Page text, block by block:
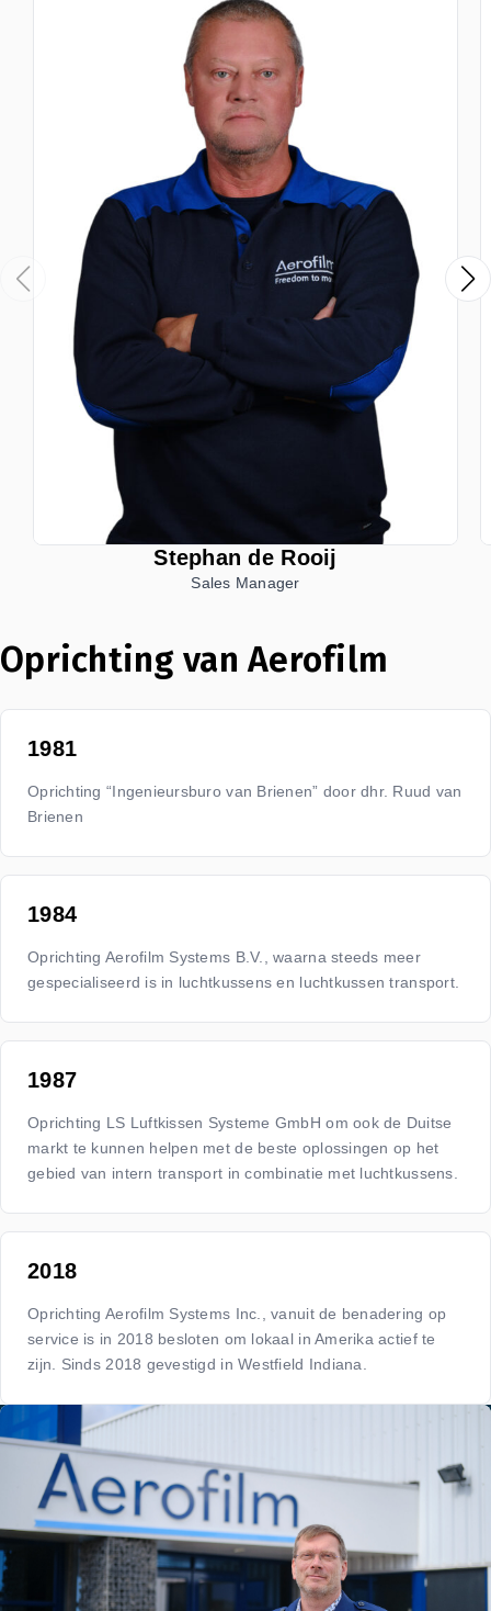
Stephan de Rooij
Sales Manager
Oprichting van Aerofilm
1981
Oprichting “Ingenieursburo van Brienen” door dhr. Ruud van
Brienen
1984
Oprichting Aerofilm Systems B.V., waarna steeds meer
gespecialiseerd is in luchtkussens en luchtkussen transport.
1987
Oprichting LS Luftkissen Systeme GmbH om ook de Duitse
markt te kunnen helpen met de beste oplossingen op het
gebied van intern transport in combinatie met luchtkussens.
2018
Oprichting Aerofilm Systems Inc., vanuit de benadering op
service is in 2018 besloten om lokaal in Amerika actief te
zijn. Sinds 2018 gevestigd in Westfield Indiana.